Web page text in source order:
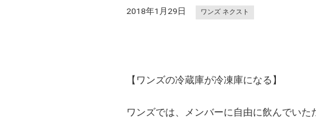
2018年1月29日 ワンズ ネクスト
【ワンズの冷蔵庫が冷凍庫になる】
ワンズでは、メンバーに自由に飲んでい